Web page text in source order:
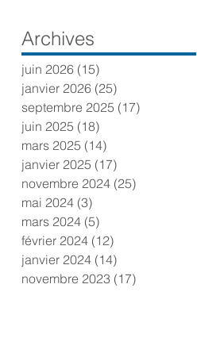
Archives
juin 2026 (15)
janvier 2026 (25)
septembre 2025 (17)
juin 2025 (18)
mars 2025 (14)
janvier 2025 (17)
novembre 2024 (25)
mai 2024 (3)
mars 2024 (5)
février 2024 (12)
janvier 2024 (14)
novembre 2023 (17)